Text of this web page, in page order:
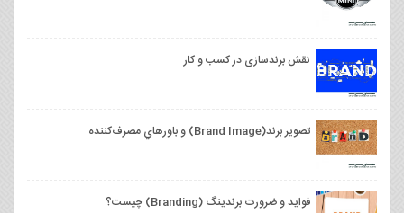
نقش برندسازی در کسب و کار
تصوير برند(Brand Image) و باورهاي مصرف‌کننده
فواید و ضرورت برندینگ (Branding) چیست؟